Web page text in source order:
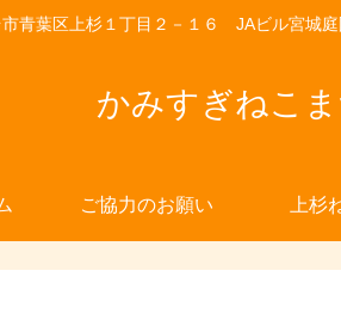
青葉区上杉１丁目２－１６ JAビル宮城
かみすぎねこま
ご協力のお願い 上杉